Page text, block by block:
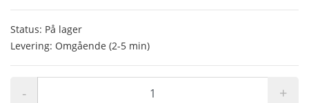
Status: På lager
Levering: Omgående (2-5 min)
- +